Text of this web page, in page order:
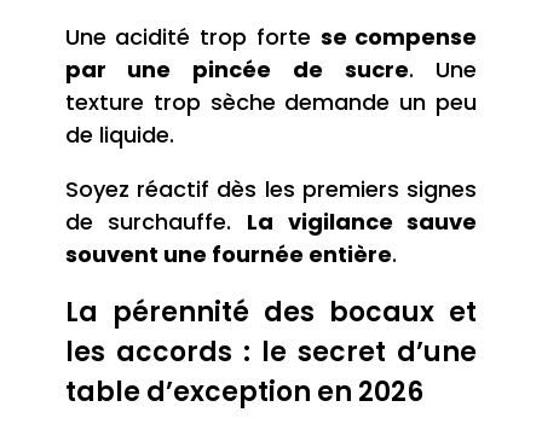
Une acidité trop forte se compense
par une pincée de sucre. Une
texture trop sèche demande un peu
de liquide.
Soyez réactif dès les premiers signes
de surchauffe. La vigilance sauve
souvent une fournée entière.
La pérennité des bocaux et
les accords : le secret d’une
table d’exception en 2026